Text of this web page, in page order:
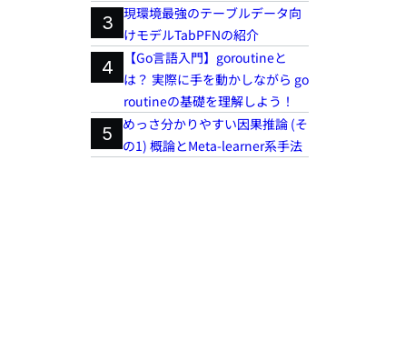
3 現環境最強のテーブルデータ向
けモデルTabPFNの紹介
4
【Go言語入門】goroutineと
は？ 実際に手を動かしながら go
routineの基礎を理解しよう！
5
めっさ分かりやすい因果推論 (そ
の1) 概論とMeta-learner系手法